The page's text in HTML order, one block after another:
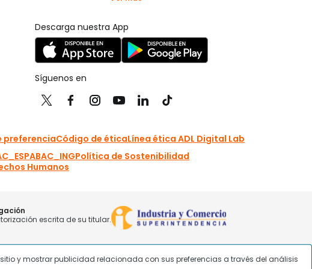
y mostrar publicidad relacionada con sus preferencias a través del análisis